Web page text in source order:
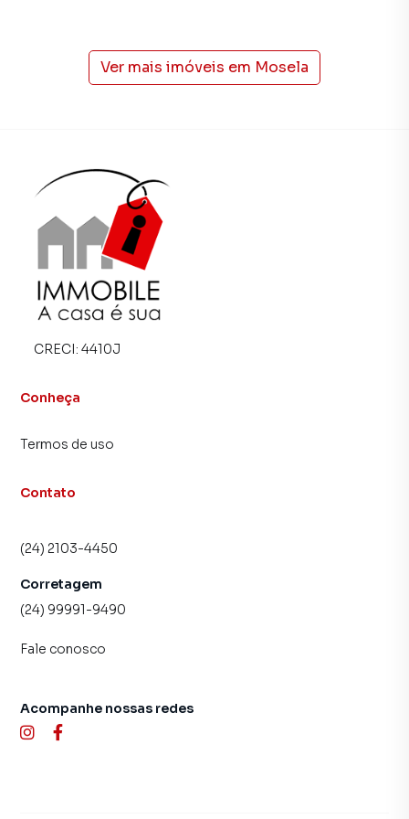
Na Immobile Administradora de Bens você consegue
porque temos uma equipe de marketing digital focada em
produzir campanhas específicas para Petrópolis, o que
aumenta muito o número de contatos interessados e
tendo como consequência uma maior chance de vender ou
alugar seu imóvel mais rápido. Contamos também com um
time de programadores, corretores treinados e uma
central de atendimento preparada para atender
proprietários e inquilinos.
Ver mais imóveis em Mosela
CRECI: 4410J
Conheça
Termos de uso
Contato
(24) 2103-4450
Corretagem
(24) 99991-9490
Fale conosco
Acompanhe nossas redes